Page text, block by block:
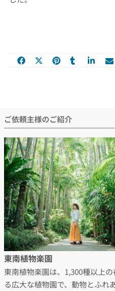
ご依頼主様のご紹介
東南植物楽園
東南植物楽園は、1,300種以上
る広大な植物園で、動物とふれ